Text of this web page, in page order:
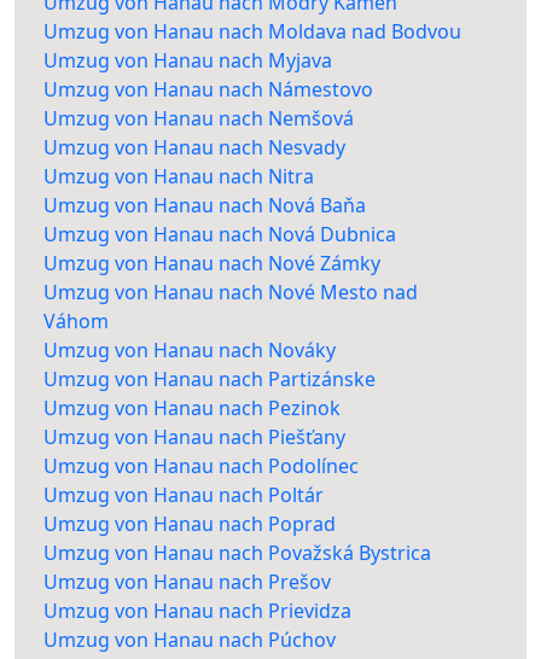
Umzug von Hanau nach Moldava nad Bodvou
Umzug von Hanau nach Myjava
Umzug von Hanau nach Námestovo
Umzug von Hanau nach Nemšová
Umzug von Hanau nach Nesvady
Umzug von Hanau nach Nitra
Umzug von Hanau nach Nová Baňa
Umzug von Hanau nach Nová Dubnica
Umzug von Hanau nach Nové Zámky
Umzug von Hanau nach Nové Mesto nad
Váhom
Umzug von Hanau nach Nováky
Umzug von Hanau nach Partizánske
Umzug von Hanau nach Pezinok
Umzug von Hanau nach Piešťany
Umzug von Hanau nach Podolínec
Umzug von Hanau nach Poltár
Umzug von Hanau nach Poprad
Umzug von Hanau nach Považská Bystrica
Umzug von Hanau nach Prešov
Umzug von Hanau nach Prievidza
Umzug von Hanau nach Púchov